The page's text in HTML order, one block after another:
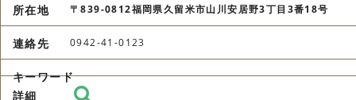
〒839-0812福岡県久留米市山川安居野3丁目3番18号
0942-41-0123